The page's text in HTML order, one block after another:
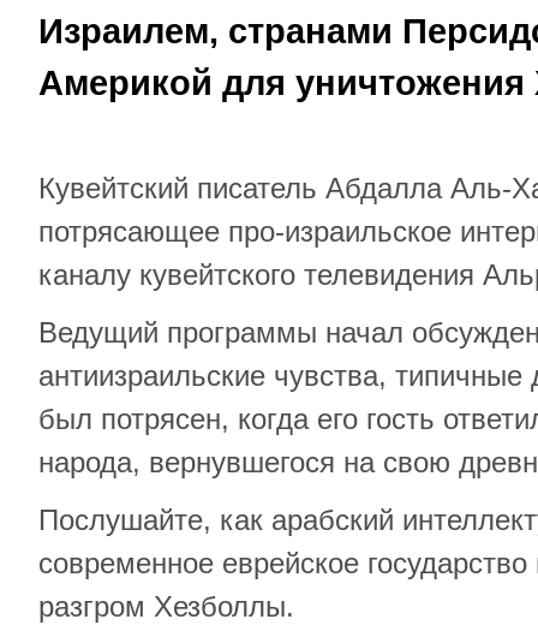
Израилем, странами
Америкой для уничтожения
Кувейтский писатель Абдалла Аль-
потрясающее про-израильское
каналу кувейтского телевидения
Ведущий программы начал
антиизраильские чувства,
был потрясен, когда его гость
народа, вернувшегося на свою
Послушайте, как арабский
современное еврейское
разгром Хезболлы.